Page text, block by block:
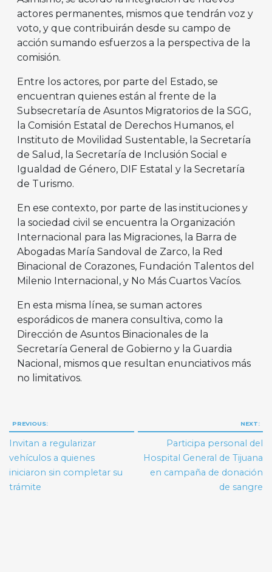
actores permanentes, mismos que tendrán voz y
voto, y que contribuirán desde su campo de
acción sumando esfuerzos a la perspectiva de la
comisión.
Entre los actores, por parte del Estado, se
encuentran quienes están al frente de la
Subsecretaría de Asuntos Migratorios de la SGG,
la Comisión Estatal de Derechos Humanos, el
Instituto de Movilidad Sustentable, la Secretaría
de Salud, la Secretaría de Inclusión Social e
Igualdad de Género, DIF Estatal y la Secretaría
de Turismo.
En ese contexto, por parte de las instituciones y
la sociedad civil se encuentra la Organización
Internacional para las Migraciones, la Barra de
Abogadas María Sandoval de Zarco, la Red
Binacional de Corazones, Fundación Talentos del
Milenio Internacional, y No Más Cuartos Vacíos.
En esta misma línea, se suman actores
esporádicos de manera consultiva, como la
Dirección de Asuntos Binacionales de la
Secretaría General de Gobierno y la Guardia
Nacional, mismos que resultan enunciativos más
no limitativos.
Navegación
de
entradas
PREVIOUS:
Invitan a regularizar
vehículos a quienes
iniciaron sin completar su
trámite
NEXT:
Participa personal del
Hospital General de Tijuana
en campaña de donación
de sangre